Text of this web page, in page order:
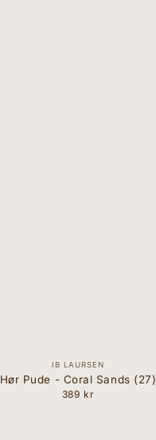
Forhandler:
IB LAURSEN
Hør Pude - Coral Sands (27)
Normal
389 kr